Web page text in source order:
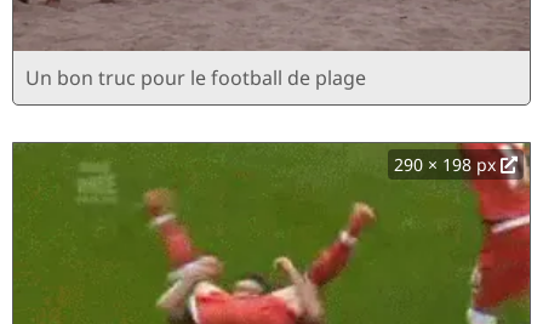
Un bon truc pour le football de plage
290 × 198 px